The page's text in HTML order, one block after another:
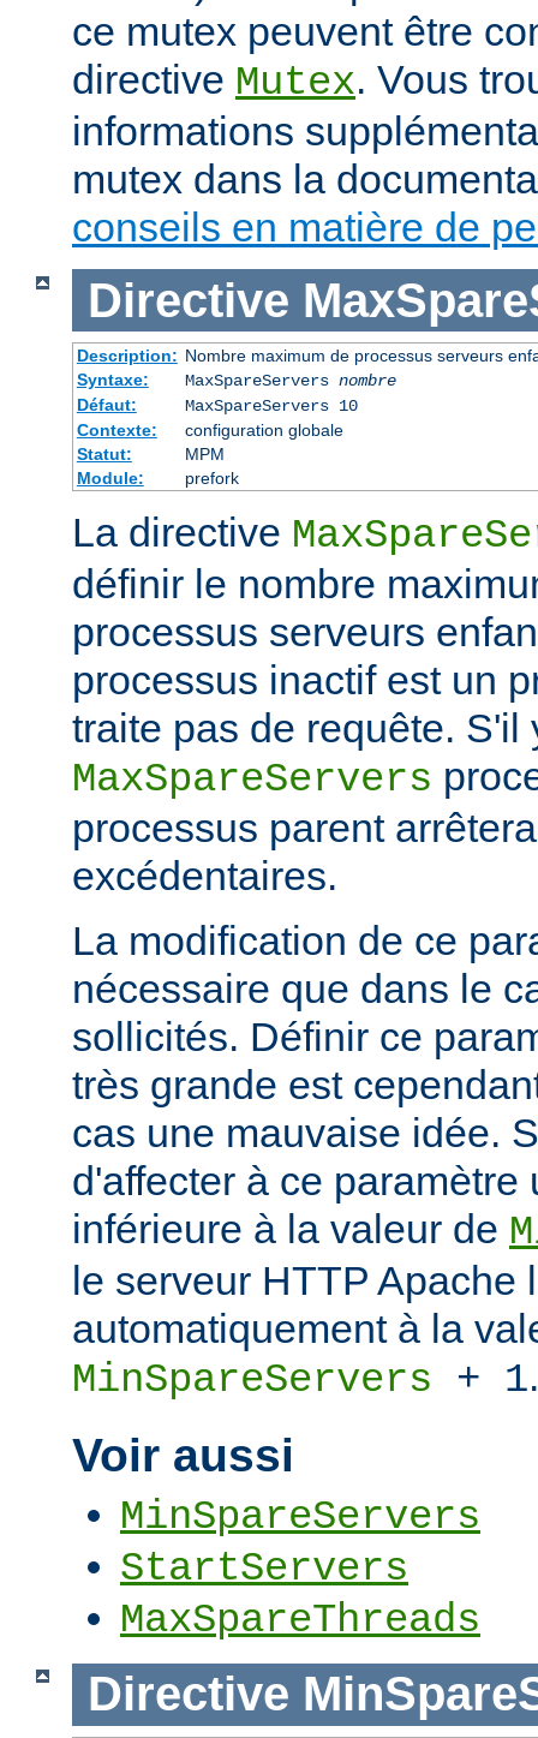
ce mutex peuvent être
directive Mutex. Vous
informations
mutex dans la
conseils en matière de
Directive
Description: Nombre maximum de processus serveurs
Syntaxe:
MaxSpareServers nombre
Défaut:
MaxSpareServers 10
Contexte:
configuration globale
Statut:
MPM
Module:
prefork
La directive
définir le nombre
processus serveurs
processus inactif est un
traite pas de requête. S'il
MaxSpareServers
processus parent
excédentaires.
La modification de ce
nécessaire que dans le
sollicités. Définir ce
très grande est
cas une mauvaise idée.
d'affecter à ce
inférieure à la valeur de
le serveur HTTP Apache
automatiquement à la
MinSpareServers + 1.
Voir aussi
MinSpareServers
StartServers
MaxSpareThreads
Directive